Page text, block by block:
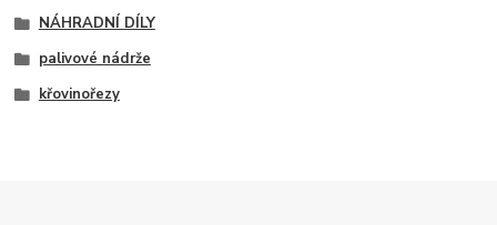
NÁHRADNÍ DÍLY
palivové nádrže
křovinořezy